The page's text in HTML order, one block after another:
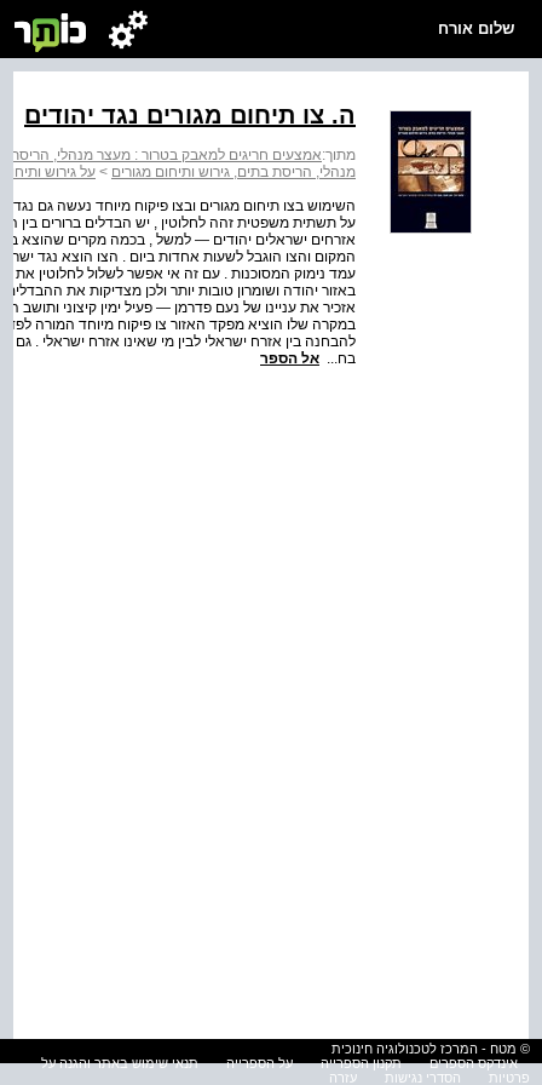
שלום אורח
ה. צו תיחום מגורים נגד יהודים
מתוך:אמצעים חריגים למאבק בטרור : מעצר מנהלי, הריסת
מנהלי, הריסת בתים, גירוש ותיחום מגורים > על גירוש
השימוש בצו תיחום מגורים ובצו פיקוח מיוחד נעשה גם
על תשתית משפטית זהה לחלוטין , יש הבדלים ברורים בין
אזרחים ישראלים יהודים — למשל , בכמה מקרים שהוצא בהם
המקום והצו הוגבל לשעות אחדות ביום . הצו הוצא נגד
עמד נימוק המסוכנות . עם זה אי אפשר לשלול לחלוטין את
באזור יהודה ושומרון טובות יותר ולכן מצדיקות את
אזכיר את עניינו של נעם פדרמן — פעיל ימין קיצוני ותושב
במקרה שלו הוציא מפקד האזור צו פיקוח מיוחד המורה
להבחנה בין אזרח ישראלי לבין מי שאינו אזרח ישראלי .
בח... אל הספר
© מטח - המרכז לטכנולוגיה חינוכית
אינדקס הספרים
תקנון הספרייה על הספרייה
תנאי שימוש באתר והגנה על
פרטיות
הסדרי נגישות עזרה